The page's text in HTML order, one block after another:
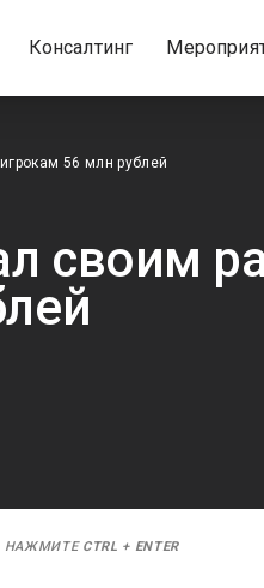
Консалтинг
56 млн рублей
своим
НАЖМИТЕ CTRL + ENTER